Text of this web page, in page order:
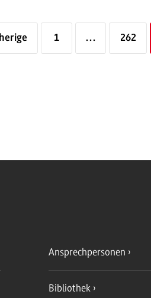
1 … 262
Ansprechpersonen
Bibliothek